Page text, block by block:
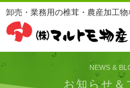
卸売・業務用の椎茸・農産加工
NEWS &
お知らせ＆